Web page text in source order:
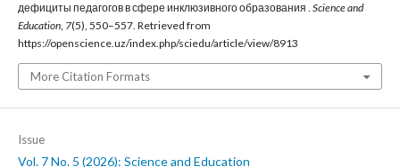
дефициты педагогов в сфере инклюзивного образования . Science and
Education, 7(5), 550–557. Retrieved from
https://openscience.uz/index.php/sciedu/article/view/8913
More Citation Formats
Issue
Vol. 7 No. 5 (2026): Science and Education